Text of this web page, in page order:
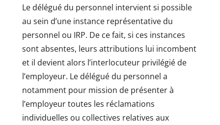
Le délégué du personnel intervient si possible
au sein d’une instance représentative du
personnel ou IRP. De ce fait, si ces instances
sont absentes, leurs attributions lui incombent
et il devient alors l’interlocuteur privilégié de
l’employeur. Le délégué du personnel a
notamment pour mission de présenter à
l’employeur toutes les réclamations
individuelles ou collectives relatives aux